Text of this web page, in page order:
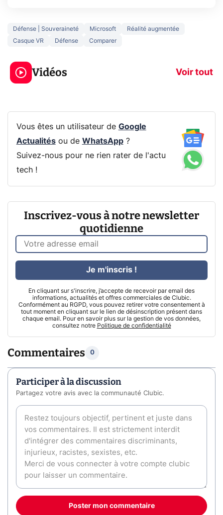
Défense | Souveraineté Microsoft
Réalité augmentée
Casque VR
Défense Comparer
Vidéos Voir tout
5 générations de
jeux dans la
prochaine Xbox !
navigation
Vous êtes un utilisateur de Google
Actualitésou de WhatsApp?
Suivez-nous pour ne rien rater de l'actu
tech !
Inscrivez-vous à notre newsletter
quotidienne
En cliquant sur s'inscrire, j’accepte de recevoir par email des
informations, actualités et offres commerciales de Clubic.
Conformément au RGPD, vous pouvez retirer votre consentement à
tout moment en cliquant sur le lien de désinscription présent dans
chaque email. Pour en savoir plus sur la gestion de vos données,
consultez notre Politique de confidentialité
Je m'inscris !
Commentaires 0
Participer à la discussion
Partagez votre avis avec la communauté Clubic.
Poster mon commentaire